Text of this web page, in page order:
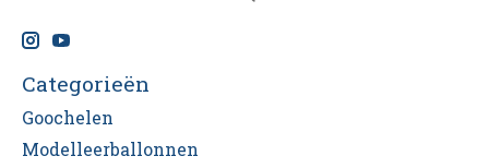
Categorieën
Goochelen
Modelleerballonnen